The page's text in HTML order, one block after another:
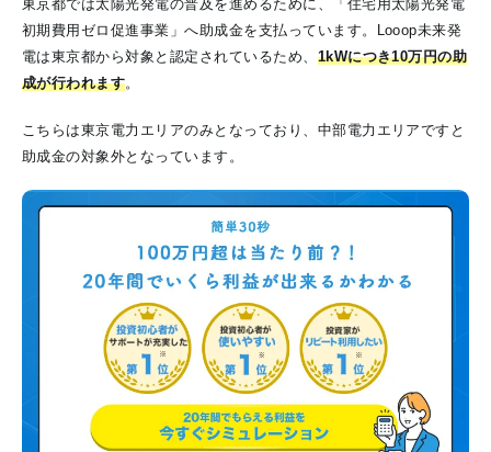
東京都では太陽光発電の普及を進めるために、「住宅用太陽光発電
初期費用ゼロ促進事業」へ助成金を支払っています。Looop未来発
電は東京都から対象と認定されているため、 1kWにつき10万円の助
成が行われます。
こちらは東京電力エリアのみとなっており、中部電力エリアですと
助成金の対象外となっています。